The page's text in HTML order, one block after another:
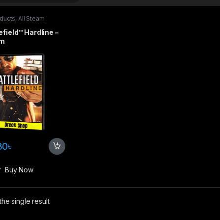
, All Steam
Hardline –
৳
Buy Now
single result